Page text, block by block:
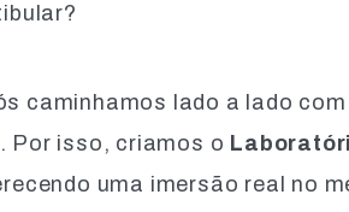
caminhamos lado a lado
Por isso, criamos o
uma imersão real no